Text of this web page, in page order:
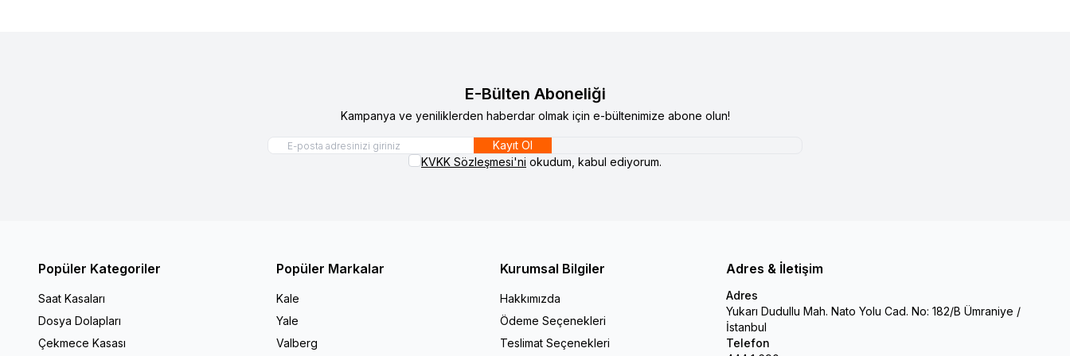
E-Bülten Aboneliği
Kampanya ve yeniliklerden haberdar olmak için e-bültenimize abone olun!
Kayıt Ol
KVKK Sözleşmesi'ni okudum, kabul ediyorum.
Popüler Kategoriler
Saat Kasaları
Dosya Dolapları
Çekmece Kasası
Popüler Markalar
Kale
Yale
Valberg
Kurumsal Bilgiler
Hakkımızda
Ödeme Seçenekleri
Teslimat Seçenekleri
Adres & İletişim
Adres
Yukarı Dudullu Mah. Nato Yolu Cad. No: 182/B Ümraniye /
İstanbul
Telefon